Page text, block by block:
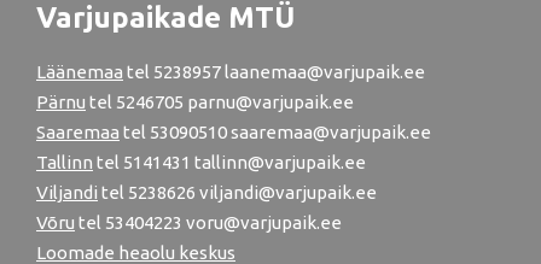
Varjupaikade MTÜ
Läänemaa tel 5238957 laanemaa@varjupaik.ee
Pärnu tel 5246705 parnu@varjupaik.ee
Saaremaa tel 53090510 saaremaa@varjupaik.ee
Tallinn tel 5141431 tallinn@varjupaik.ee
Viljandi tel 5238626 viljandi@varjupaik.ee
Võru tel 53404223 voru@varjupaik.ee
Loomade heaolu keskus